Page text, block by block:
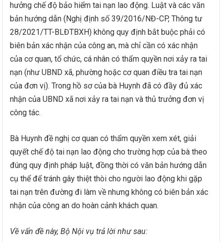
hưởng chế độ bảo hiểm tai nạn lao động. Luật và các văn
bản hướng dẫn (Nghị định số 39/2016/NĐ-CP, Thông tư
28/2021/TT-BLĐTBXH) không quy định bắt buộc phải có
biên bản xác nhận của công an, mà chỉ cần có xác nhận
của cơ quan, tổ chức, cá nhân có thẩm quyền nơi xảy ra tai
nạn (như UBND xã, phường hoặc cơ quan điều tra tai nạn
của đơn vị). Trong hồ sơ của bà Huynh đã có đầy đủ xác
nhận của UBND xã nơi xảy ra tai nạn và thủ trưởng đơn vị
công tác.
Bà Huynh đề nghị cơ quan có thẩm quyền xem xét, giải
quyết chế độ tai nạn lao động cho trường hợp của bà theo
đúng quy định pháp luật, đồng thời có văn bản hướng dẫn
cụ thể để tránh gây thiệt thòi cho người lao động khi gặp
tai nạn trên đường đi làm về nhưng không có biên bản xác
nhận của công an do hoàn cảnh khách quan.
Về vấn đề này, Bộ Nội vụ trả lời như sau: